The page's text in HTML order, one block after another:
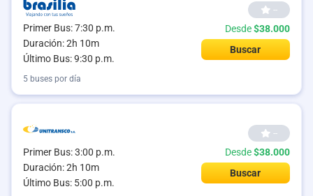
Primer Bus: 7:30 p.m.
Duración: 2h 10m
Último Bus: 9:30 p.m.
--
Desde$38.000
Buscar
5 buses por día
Primer Bus: 3:00 p.m.
Duración: 2h 10m
Último Bus: 5:00 p.m.
--
Desde$38.000
Buscar